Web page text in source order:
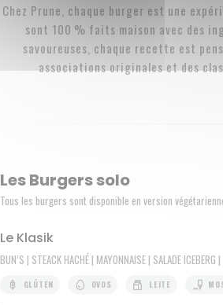
Chez Prune, chaque burger est une
sont 100 % faits maison avec des
savoureuses, chaque recette est
associations originales et des
Les Burgers solo
Tous les burgers sont disponible en version
Le Klasik
BUN’S | STEACK HACHÉ | MAYONNAISE | SALADE ICEBERG
GLÚTEN OVOS LEITE